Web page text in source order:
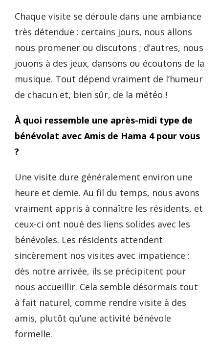
Chaque visite se déroule dans une ambiance
très détendue : certains jours, nous allons
nous promener ou discutons ; d’autres, nous
jouons à des jeux, dansons ou écoutons de la
musique. Tout dépend vraiment de l’humeur
de chacun et, bien sûr, de la météo !
À quoi ressemble une après-midi type de
bénévolat avec Amis de Hama 4 pour vous
?
Une visite dure généralement environ une
heure et demie. Au fil du temps, nous avons
vraiment appris à connaître les résidents, et
ceux-ci ont noué des liens solides avec les
bénévoles. Les résidents attendent
sincèrement nos visites avec impatience :
dès notre arrivée, ils se précipitent pour
nous accueillir. Cela semble désormais tout
à fait naturel, comme rendre visite à des
amis, plutôt qu’une activité bénévole
formelle.